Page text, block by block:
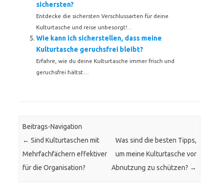
sichersten?
Entdecke die sichersten Verschlussarten für deine
Kulturtasche und reise unbesorgt!...
Wie kann ich sicherstellen, dass meine
Kulturtasche geruchsfrei bleibt?
Erfahre, wie du deine Kulturtasche immer frisch und
geruchsfrei hältst....
Beitrags-Navigation
← Sind Kulturtaschen mit
Mehrfachfächern effektiver
für die Organisation?
Was sind die besten Tipps,
um meine Kulturtasche vor
Abnutzung zu schützen? →